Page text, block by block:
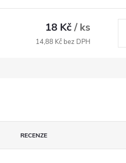
18 Kč/ ks
14,88 Kč bez DPH
RECENZE